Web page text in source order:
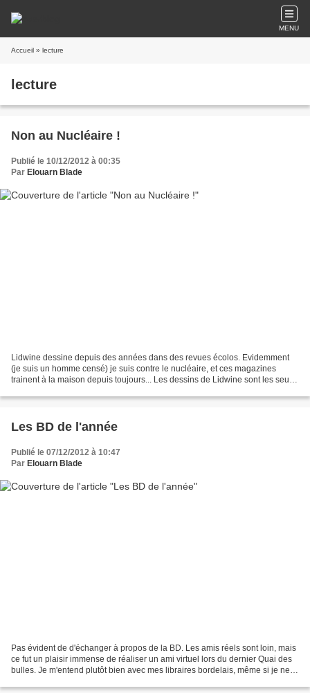
MENU
Accueil » lecture
lecture
Non au Nucléaire !
Publié le 10/12/2012 à 00:35
Par Elouarn Blade
Lidwine dessine depuis des années dans des revues écolos. Evidemment
(je suis un homme censé) je suis contre le nucléaire, et ces magazines
trainent à la maison depuis toujours... Les dessins de Lidwine sont les seuls
Les BD de l'année
Publié le 07/12/2012 à 10:47
Par Elouarn Blade
Pas évident de d'échanger à propos de la BD. Les amis réels sont loin, mais
ce fut un plaisir immense de réaliser un ami virtuel lors du dernier Quai des
bulles. Je m'entend plutôt bien avec mes libraires bordelais, même si je ne